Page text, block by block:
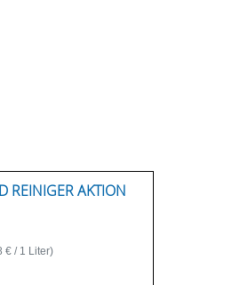
REINIGER AKTION
€ / 1 Liter)